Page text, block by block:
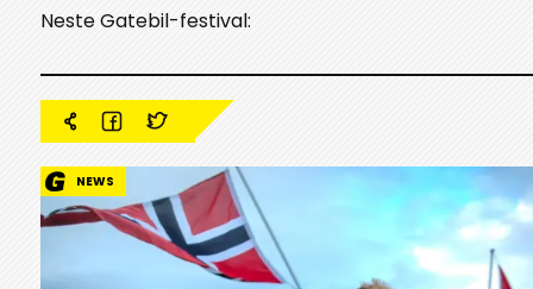
Neste Gatebil-festival:
NEWS